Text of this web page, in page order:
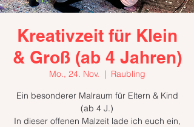
Kreativzeit für Klein
& Groß (ab 4 Jahren)
Mo., 24. Nov.
  |
Raubling
Ein besonderer Malraum für Eltern & Kind
(ab 4 J.)
In dieser offenen Malzeit lade ich euch ein,